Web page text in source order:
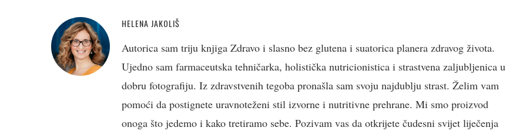
HELENA JAKOLIŠ
Autorica sam triju knjiga Zdravo i slasno bez glutena i suatorica planera zdravog života.
Ujedno sam farmaceutska tehničarka, holistička nutricionistica i strastvena zaljubljenica u
dobru fotografiju. Iz zdravstvenih tegoba pronašla sam svoju najdublju strast. Želim vam
pomoći da postignete uravnoteženi stil izvorne i nutritivne prehrane. Mi smo proizvod
onoga što jedemo i kako tretiramo sebe. Pozivam vas da otkrijete čudesni svijet liječenja